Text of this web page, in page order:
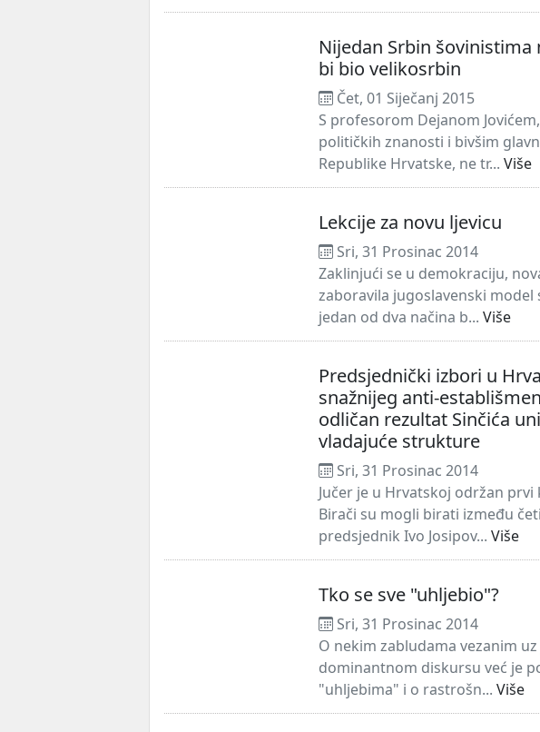
Nijedan Srbin
bi bio velikosrbin
Čet, 01 Siječanj 2015
S profesorom Dejanom
političkih znanosti i bivšim
Republike Hrvatske, ne tr... Više
Lekcije za novu ljevicu
Sri, 31 Prosinac 2014
Zaklinjući se u demokraciju,
zaboravila jugoslavenski
jedan od dva načina b... Više
Predsjednički izbori u
snažnijeg anti-
odličan rezultat Sinčića
vladajuće strukture
Sri, 31 Prosinac 2014
Jučer je u Hrvatskoj održan
Birači su mogli birati između
predsjednik Ivo Josipov... Više
Tko se sve "uhljebio"?
Sri, 31 Prosinac 2014
O nekim zabludama vezanim
dominantnom diskursu već je
"uhljebima" i o rastrošn... Više